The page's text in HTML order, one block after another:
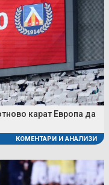
карат Европа да
КОМЕНТАРИ И АНАЛИЗИ